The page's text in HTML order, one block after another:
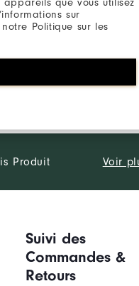
sur
Politique sur les
Produit Voir
Suivi des
Commandes &
Retours